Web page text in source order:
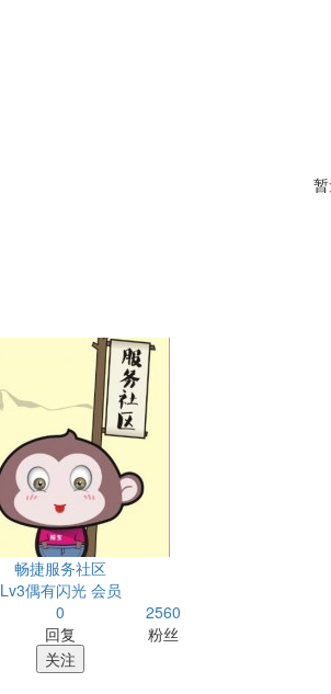
畅捷服务社区
Lv3偶有闪光 会员
0
回复
2560
粉丝
关注